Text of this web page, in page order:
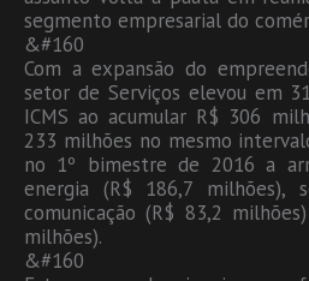
segmento empresarial do
&#160
Com a expansão do
setor de Serviços elevou em
ICMS ao acumular R$ 306
233 milhões no mesmo
no 1º bimestre de 2016 a
energia (R$ 186,7 milhões),
comunicação (R$ 83,2
milhões).
&#160